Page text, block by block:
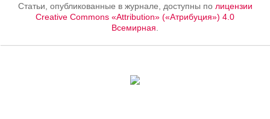
Статьи, опубликованные в журнале, доступны по лицензии
Creative Commons «Attribution» («Атрибуция») 4.0
Всемирная